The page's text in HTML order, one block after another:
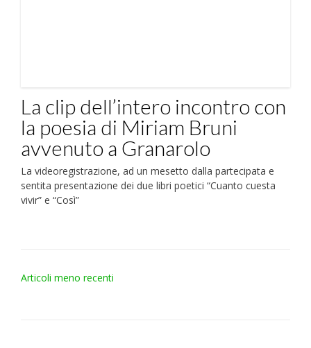
La clip dell’intero incontro con
la poesia di Miriam Bruni
avvenuto a Granarolo
La videoregistrazione, ad un mesetto dalla partecipata e
sentita presentazione dei due libri poetici “Cuanto cuesta
vivir” e “Così”
Navigazione
Articoli meno recenti